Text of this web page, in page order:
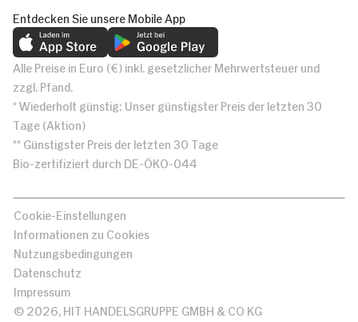
Entdecken Sie unsere Mobile App
Alle Preise in Euro (€) inkl. gesetzlicher Mehrwertsteuer und
zzgl. Pfand.
* Wiederholt günstig: Unser günstigster Preis der letzten 30
Tage (Aktion)
** Günstigster Preis der letzten 30 Tage
Bio-zertifiziert durch DE-ÖKO-044
Cookie-Einstellungen
Informationen zu Cookies
Nutzungsbedingungen
Datenschutz
Impressum
© 2026, HIT HANDELSGRUPPE GMBH & CO KG